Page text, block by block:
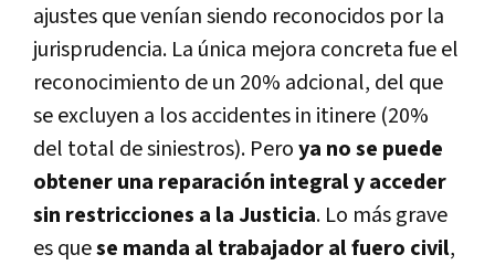
ajustes que venían siendo reconocidos por la
jurisprudencia. La única mejora concreta fue el
reconocimiento de un 20% adcional, del que
se excluyen a los accidentes in itinere (20%
del total de siniestros). Peroya no se puede
obtener una reparación integral y acceder
sin restricciones a la Justicia. Lo más grave
es quese manda al trabajador al fuero civil,